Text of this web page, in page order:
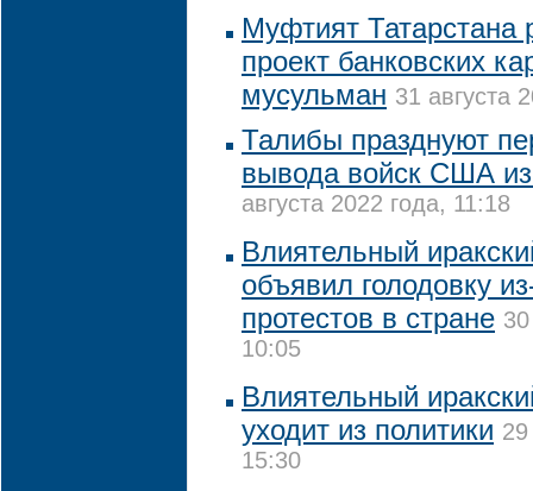
Муфтият Татарстана
проект банковских
мусульман 31 августа
Талибы празднуют
вывода войск США
августа 2022 года, 11:18
Влиятельный
объявил голодовку
протестов в стране
10:05
Влиятельный
уходит из политики 29
15:30